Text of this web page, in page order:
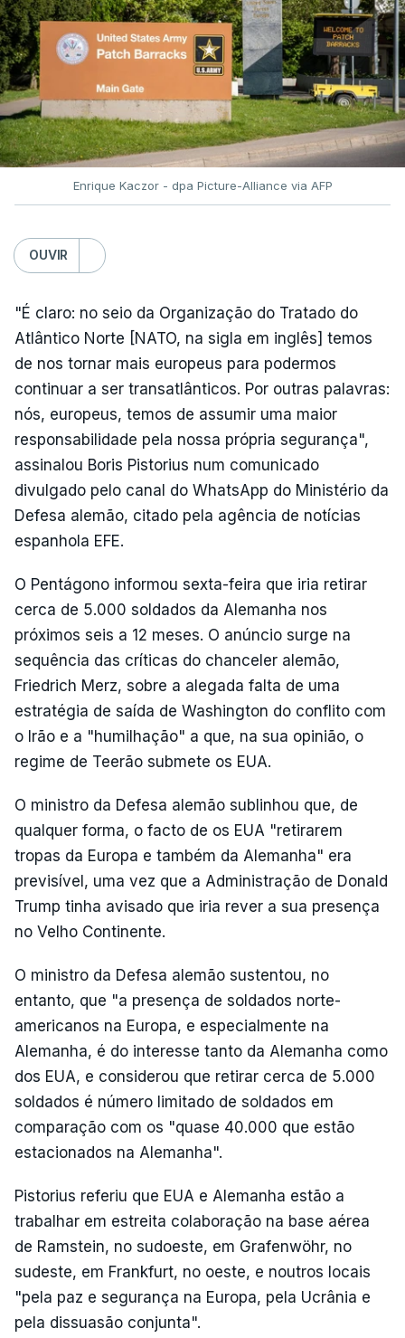
Enrique Kaczor - dpa Picture-Alliance via AFP
OUVIR
"É claro: no seio da Organização do Tratado do
Atlântico Norte [NATO, na sigla em inglês] temos
de nos tornar mais europeus para podermos
continuar a ser transatlânticos. Por outras palavras:
nós, europeus, temos de assumir uma maior
responsabilidade pela nossa própria segurança",
assinalou Boris Pistorius num comunicado
divulgado pelo canal do WhatsApp do Ministério da
Defesa alemão, citado pela agência de notícias
espanhola EFE.
O Pentágono informou sexta-feira que iria retirar
cerca de 5.000 soldados da Alemanha nos
próximos seis a 12 meses. O anúncio surge na
sequência das críticas do chanceler alemão,
Friedrich Merz, sobre a alegada falta de uma
estratégia de saída de Washington do conflito com
o Irão e a "humilhação" a que, na sua opinião, o
regime de Teerão submete os EUA.
O ministro da Defesa alemão sublinhou que, de
qualquer forma, o facto de os EUA "retirarem
tropas da Europa e também da Alemanha" era
previsível, uma vez que a Administração de Donald
Trump tinha avisado que iria rever a sua presença
no Velho Continente.
O ministro da Defesa alemão sustentou, no
entanto, que "a presença de soldados norte-
americanos na Europa, e especialmente na
Alemanha, é do interesse tanto da Alemanha como
dos EUA, e considerou que retirar cerca de 5.000
soldados é número limitado de soldados em
comparação com os "quase 40.000 que estão
estacionados na Alemanha".
Pistorius referiu que EUA e Alemanha estão a
trabalhar em estreita colaboração na base aérea
de Ramstein, no sudoeste, em Grafenwöhr, no
sudeste, em Frankfurt, no oeste, e noutros locais
"pela paz e segurança na Europa, pela Ucrânia e
pela dissuasão conjunta".